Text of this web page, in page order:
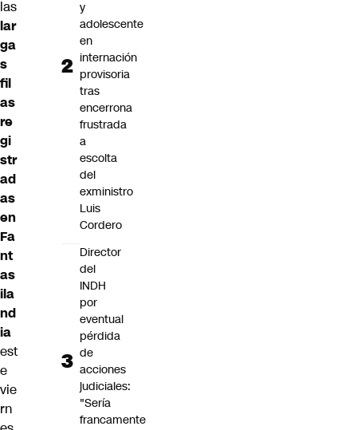
las
lar
ga
s
fil
as
re
gi
str
ad
as
en
Fa
nt
as
ila
nd
ia
est
e
vie
rn
y
adolescente
en
internación
provisoria
tras
encerrona
frustrada
a
escolta
del
exministro
Luis
Cordero
Director
del
INDH
por
eventual
pérdida
de
acciones
judiciales:
"Sería
francamente